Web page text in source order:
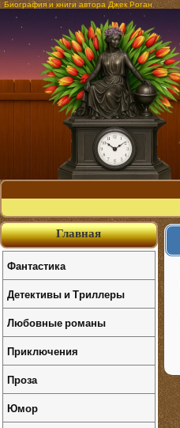
Биография и книги автора Джек Роган
Главная
Фантастика
Детективы и Триллеры
Любовные романы
Приключения
Проза
Юмор